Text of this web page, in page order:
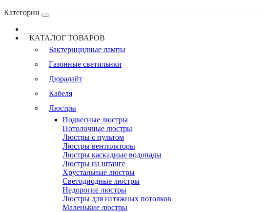
Категории
КАТАЛОГ ТОВАРОВ
Бактерицидные лампы
Газонные светильнки
Дюралайт
Кабеля
Люстры
Подвесные люстры
Потолочные люстры
Люстры с пультом
Люстры вентиляторы
Люстры каскадные водопады
Люстры на штанге
Хрустальные люстры
Светодиодные люстры
Недорогие люстры
Люстры для натяжных потолков
Маленькие люстры